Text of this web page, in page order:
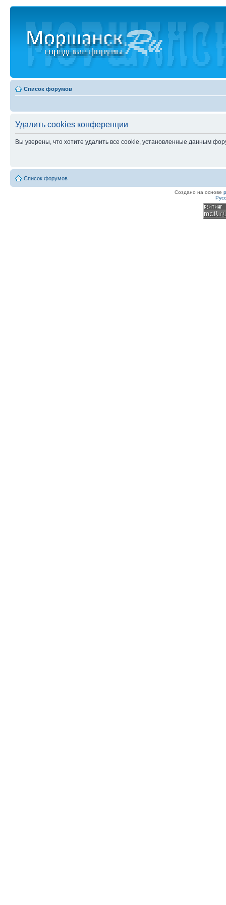
Список форумов
Удалить cookies конференции
Вы уверены, что хотите удалить все cookie, установленные данным
Список форумов
Создано на основе